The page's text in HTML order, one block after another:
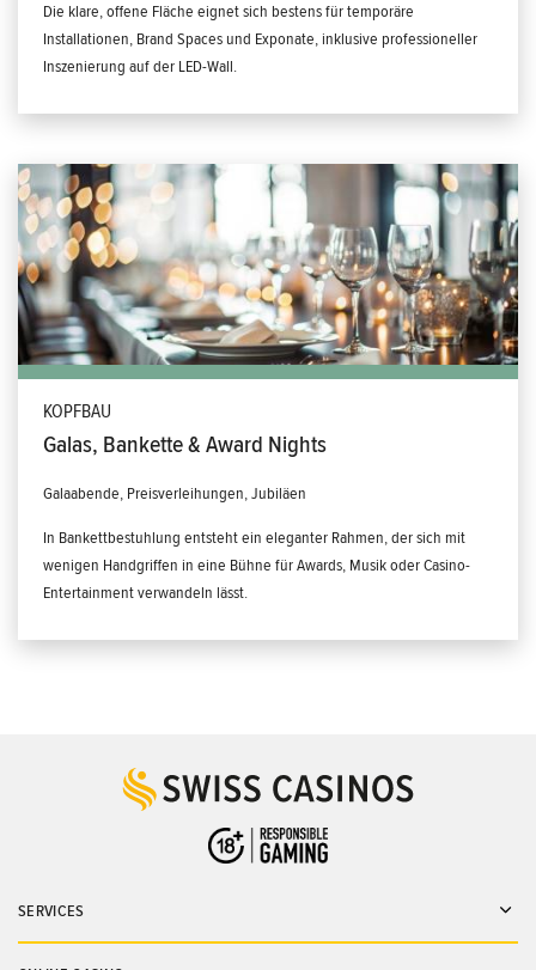
Die klare, offene Fläche eignet sich bestens für temporäre
Installationen, Brand Spaces und Exponate, inklusive professioneller
Inszenierung auf der LED-Wall.
KOPFBAU
Galas, Bankette & Award Nights
Galaabende, Preisverleihungen, Jubiläen
In Bankettbestuhlung entsteht ein eleganter Rahmen, der sich mit
wenigen Handgriffen in eine Bühne für Awards, Musik oder Casino-
Entertainment verwandeln lässt.
SERVICES